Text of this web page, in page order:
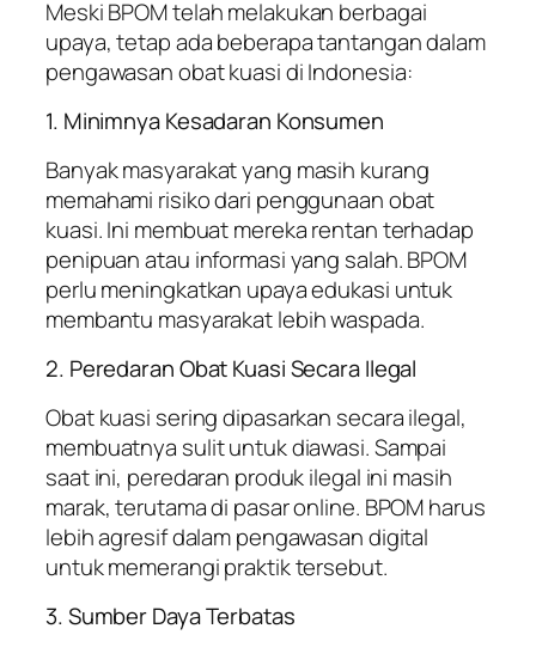
Meski BPOM telah melakukan berbagai
upaya, tetap ada beberapa tantangan dalam
pengawasan obat kuasi di Indonesia:
1. Minimnya Kesadaran Konsumen
Banyak masyarakat yang masih kurang
memahami risiko dari penggunaan obat
kuasi. Ini membuat mereka rentan terhadap
penipuan atau informasi yang salah. BPOM
perlu meningkatkan upaya edukasi untuk
membantu masyarakat lebih waspada.
2. Peredaran Obat Kuasi Secara Ilegal
Obat kuasi sering dipasarkan secara ilegal,
membuatnya sulit untuk diawasi. Sampai
saat ini, peredaran produk ilegal ini masih
marak, terutama di pasar online. BPOM harus
lebih agresif dalam pengawasan digital
untuk memerangi praktik tersebut.
3. Sumber Daya Terbatas